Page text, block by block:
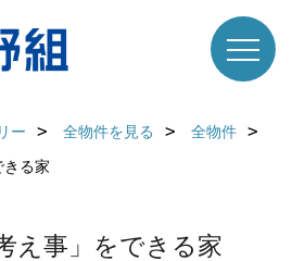
ー 全物件を見る
全物件
きる家
え事」をできる家